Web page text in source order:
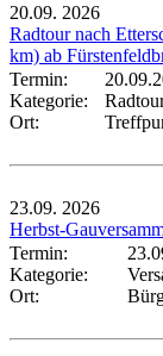
20.09. 2026
Radtour nach
km) ab
Termin:
Kategorie:
Ort:
23.09. 2026
Herbst-
Termin:
Kategorie:
Ort: